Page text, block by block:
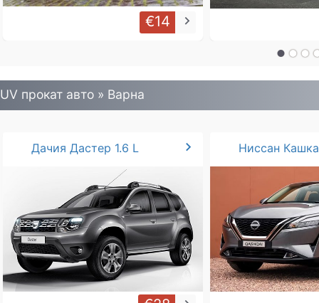
€14 keyboard_arrow_right
прокат авто » Варна
Дачия Дастер 1.6 L chevron_right Ниссан